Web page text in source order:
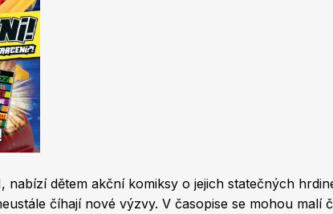
of
Kids
nabízí dětem akční komiksy o jejich statečných
číhají nové výzvy. V časopise se mohou